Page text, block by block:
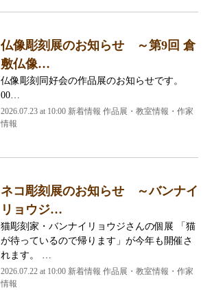
仏像彫刻展のお知らせ ～第9回 倉
敷仏像…
仏像彫刻同好会の作品展のお知らせです。
00…
2026.07.23 at 10:00 新着情報 作品展・教室情報・作家
情報
ネコ彫刻展のお知らせ ～バンナイ
リョウジ…
猫彫刻家・バンナイリョウジさんの個展 「猫
が待っているので帰ります」が今年も開催さ
れます。 …
2026.07.22 at 10:00 新着情報 作品展・教室情報・作家
情報